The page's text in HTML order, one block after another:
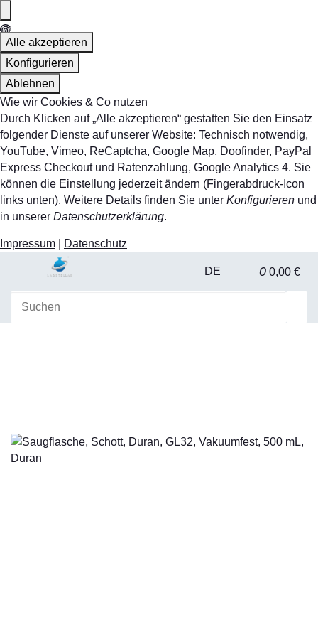
Alle akzeptieren
Konfigurieren
Ablehnen
Wie wir Cookies & Co nutzen
Durch Klicken auf „Alle akzeptieren“ gestatten Sie den Einsatz
folgender Dienste auf unserer Website: Technisch notwendig,
YouTube, Vimeo, ReCaptcha, Google Map, Doofinder, PayPal
Express Checkout und Ratenzahlung, Google Analytics 4. Sie
können die Einstellung jederzeit ändern (Fingerabdruck-Icon
links unten). Weitere Details finden Sie unter Konfigurieren und
in unserer Datenschutzerklärung.
Impressum Datenschutz
DE 0 0,00 €